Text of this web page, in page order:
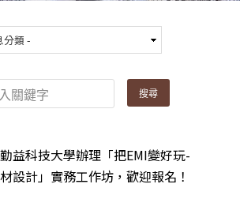
external)
勤益科技大學辦理「把EMI變好玩-
設計」實務工作坊，歡迎報名！